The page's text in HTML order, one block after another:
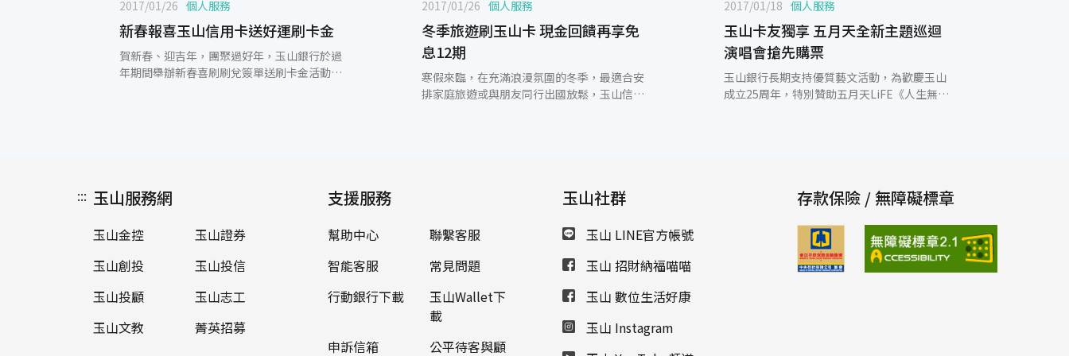
2017/01/26 個人服務
新春報喜玉山信用卡送好運刷卡金
賀新春、迎吉年，團聚過好年，玉山銀行於過
年期間舉辦新春喜刷刷兌簽單送刷卡金活動，
您刷越多，簽單中越多。 除了過年限定活動，
天天刷玉山信用卡，讓您新年好運到。週一網
金；週二百貨日，刷玉山統一時代聯名卡，台
北店館內單筆消費滿888元贈100元百貨商品
抵用券；週三寶雅日，刷玉山寶雅聯名卡，單
筆滿999元以上，現折100元購物金；週四藥
妝美妝日，康是美單筆滿888元贈100元商品
提貨券；週五團購日，生活市集單筆消費滿
1,300元贈100元刷卡金；週六文青日，博客來
2017/01/26 個人服務
冬季旅遊刷玉山卡 現金回饋再享免
息12期
寒假來臨，在充滿浪漫氛圍的冬季，最適合安
排家庭旅遊或與朋友同行出國放鬆，玉山信用
案，包含雄獅、可樂、東南、山富、五福、鳳
凰、華友…等27家旅行社，活動期間登錄活
動，並於精選之合作旅行社累積消費每滿
20,000元，享200元刷卡金回饋，上限新臺幣
2,000元，還可享有最高12期分期0利率及紅利
點數100%折抵團費等多重優惠，讓卡友在享
受冬季旅遊的同時，盡情創造愉快美好的回
憶。此外，即日起至2017年3月31日在海外實
體商店及國外網站消費，累積刷滿新臺幣
20,000元即享額外1%現金回饋，上限新臺幣
2017/01/18 個人服務
玉山卡友獨享 五月天全新主題巡迴
演唱會搶先購票
玉山銀行長期支持優質藝文活動，為歡慶玉山
成立25周年，特別贊助五月天LiFE《人生無限
的粉絲及玉山卡友把握難得機會。 2017五月
天LiFE《人生無限公司》巡迴演唱會為全新主
題，選定台灣最大演唱會場地-高雄世運主場
館為巡演首站，每場可容納5萬名歌迷，演唱
會訊息一公布即引起眾多歌迷熱烈迴響。本次
演唱會門票將於1月21日下午5點在拓元售票系
::: 玉山服務網
玉山金控
玉山證券
玉山創投
玉山投信
玉山投顧
玉山志工
玉山文教
菁英招募
支援服務
幫助中心
聯繫客服
智能客服
常見問題
行動銀行下載
玉山Wallet下
載
申訴信箱
公平待客與顧
玉山社群
玉山 LINE官方帳號
玉山 招財納福喵喵
玉山 數位生活好康
玉山 Instagram
存款保險 / 無障礙標章